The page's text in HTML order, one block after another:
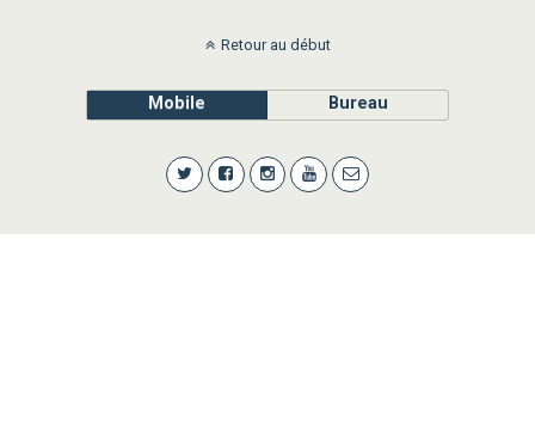
Retour au début
Mobile Bureau